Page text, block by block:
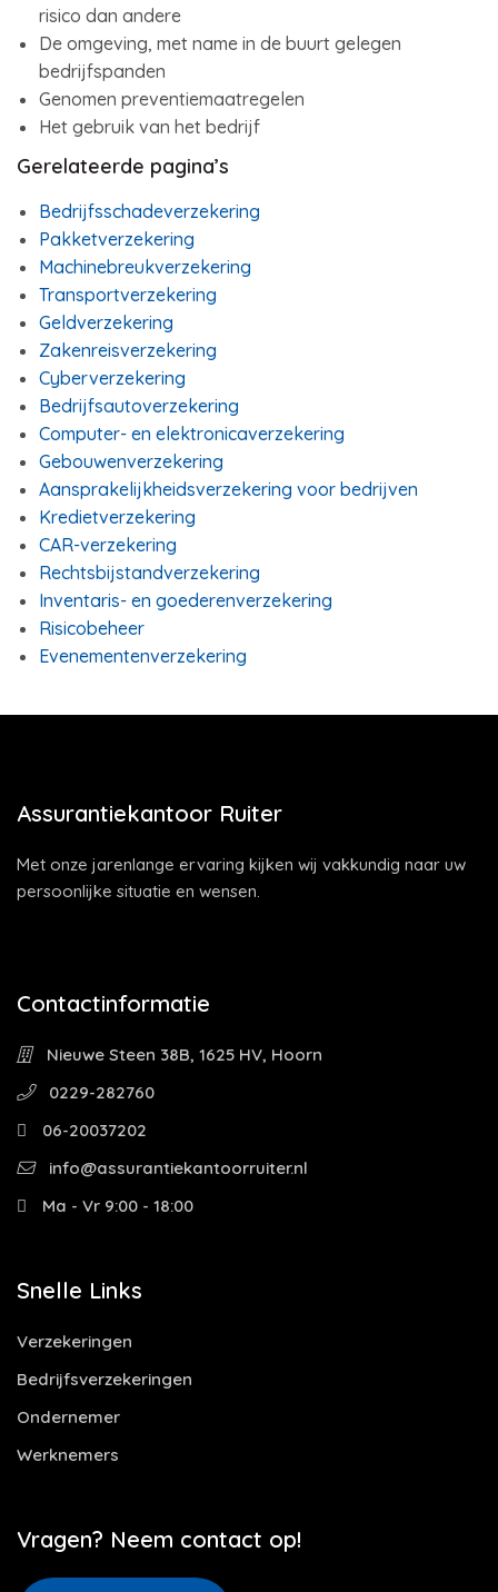
risico dan andere
De omgeving, met name in de buurt gelegen
bedrijfspanden
Genomen preventiemaatregelen
Het gebruik van het bedrijf
Gerelateerde pagina’s
Bedrijfsschadeverzekering
Pakketverzekering
Machinebreukverzekering
Transportverzekering
Geldverzekering
Zakenreisverzekering
Cyberverzekering
Bedrijfsautoverzekering
Computer- en elektronicaverzekering
Gebouwenverzekering
Aansprakelijkheidsverzekering voor bedrijven
Kredietverzekering
CAR-verzekering
Rechtsbijstandverzekering
Inventaris- en goederenverzekering
Risicobeheer
Evenementenverzekering
Assurantiekantoor Ruiter
Met onze jarenlange ervaring kijken wij vakkundig naar uw
persoonlijke situatie en wensen.
Contactinformatie
Nieuwe Steen 38B, 1625 HV, Hoorn
0229-282760
06-20037202
info@assurantiekantoorruiter.nl
Ma - Vr 9:00 - 18:00
Snelle Links
Verzekeringen
Bedrijfsverzekeringen
Ondernemer
Werknemers
Vragen? Neem contact op!